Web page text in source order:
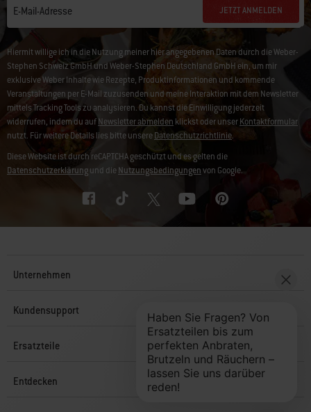
E-Mail-Adresse JETZT ANMELDEN
Hiermit willige ich in die Nutzung meiner hier angegebenen Daten durch die Weber-
Stephen Schweiz GmbH und Weber-Stephen Deutschland GmbH ein, um mir
exklusive Weber Inhalte wie Rezepte, Produktinformationen und kommende
Veranstaltungen per E-Mail zuzusenden und meine Interaktion mit dem Newsletter
mittels Tracking Tools zu analysieren. Du kannst die Einwilligung jederzeit
widerrufen, indem du aufNewsletter abmelden klickst oder unserKontaktformular
nutzt. Für weitere Details lies bitte unsereDatenschutzrichtlinie.
Diese Website ist durch reCAPTCHA geschützt und es gelten die
Datenschutzerklärungund dieNutzungsbedingungenvon Google.
Unternehmen
Kundensupport
Ersatzteile
Entdecken